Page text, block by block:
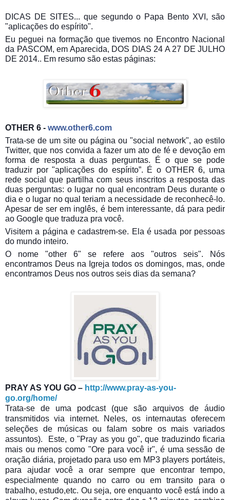
DICAS DE SITES... que segundo o Papa Bento XVI, são
"aplicações do espírito".
Eu peguei na formação que tivemos no Encontro Nacional
da PASCOM, em Aparecida, DOS DIAS 24 A 27 DE JULHO
DE 2014.. Em resumo são estas páginas:
OTHER 6 - www.other6.com
Trata-se de um site ou página ou "social network", ao estilo
Twitter, que nos convida a fazer um ato de fé e devoção em
forma de resposta a duas perguntas. É o que se pode
traduzir por "aplicações do espírito”. É o OTHER 6, uma
rede social que partilha com seus inscritos a resposta das
duas perguntas: o lugar no qual encontram Deus durante o
dia e o lugar no qual teriam a necessidade de reconhecê-lo.
Apesar de ser em inglês, é bem interessante, dá para pedir
ao Google que traduza pra você.
Visitem a página e cadastrem-se. Ela é usada por pessoas
do mundo inteiro.
O nome "other 6" se refere aos "outros seis". Nós
encontramos Deus na Igreja todos os domingos, mas, onde
encontramos Deus nos outros seis dias da semana?
PRAY AS YOU GO – http://www.pray-as-you-
go.org/home/
Trata-se de uma podcast (que são arquivos de áudio
transmitidos via internet. Neles, os internautas oferecem
seleções de músicas ou falam sobre os mais variados
assuntos).
Este, o "Pray as you go", que traduzindo ficaria
mais ou menos como "Ore para você ir", é uma sessão de
oração diária, projetado para uso em MP3 players portáteis,
para ajudar você a orar sempre que encontrar tempo,
especialmente quando no carro ou em transito para o
trabalho, estudo,etc. Ou seja, ore enquanto você está indo a